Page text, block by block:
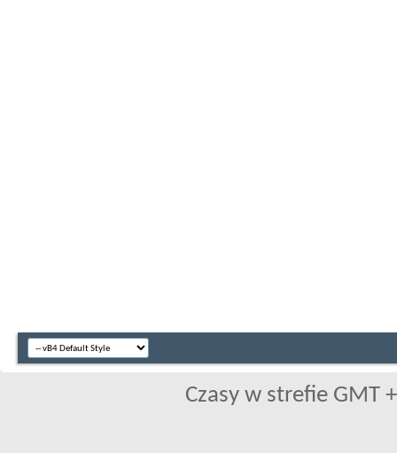
Czasy w strefie GMT